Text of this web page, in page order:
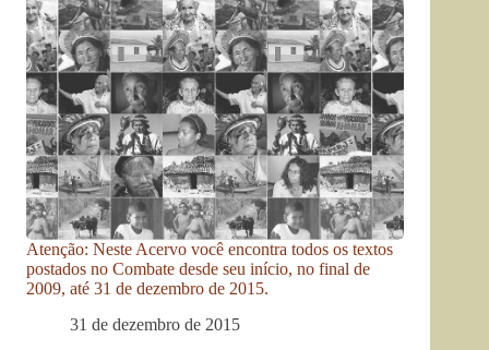
Atenção: Neste Acervo você encontra todos os textos
postados no Combate desde seu início, no final de
2009, até 31 de dezembro de 2015.
31 de dezembro de 2015